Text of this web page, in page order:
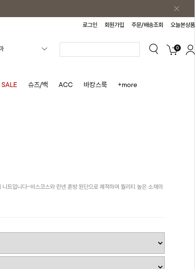
로그인 회원가입 주문/배송조회 오늘본상품
0
SALE 슈즈/백 ACC 바캉스룩 +more
트입니다~비스코스와 린넨 혼방 원단으로 쾌적하며 퀄리티 높은 소재의